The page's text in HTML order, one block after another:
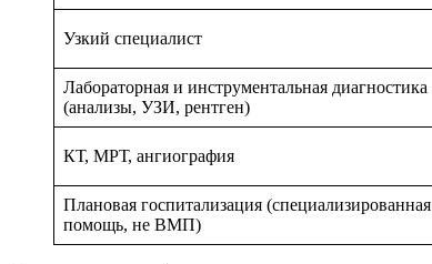
Узкий специалист
Лабораторная и инструментальная диагностика
(анализы, УЗИ, рентген)
КТ, МРТ, ангиография
Плановая госпитализация (специализированная
помощь, не ВМП)